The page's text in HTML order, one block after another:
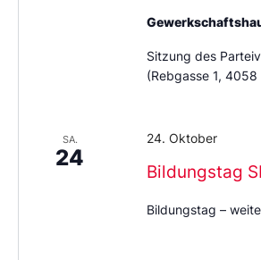
Sitzung des
(Rebgasse 1, 4058
SA.
24
Bildungstag
24. Oktober
Bildungstag –